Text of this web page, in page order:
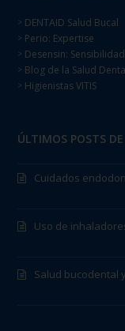
> DENTAID Salud Bucal
> Perio: Expertise
> Desensin:
> Blog de la Salud
> Higienistas VITIS
ÚLTIMOS POSTS
Cuidados
Uso de
Salud bucodental